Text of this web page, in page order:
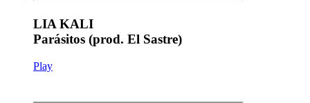
LIA KALI
Parásitos (prod. El Sastre)
Play